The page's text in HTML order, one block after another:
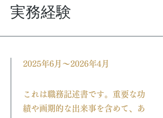
実務経験
2025年6月〜2026年4月
これは職務記述書です。重要な功
績や画期的な出来事を含めて、あ